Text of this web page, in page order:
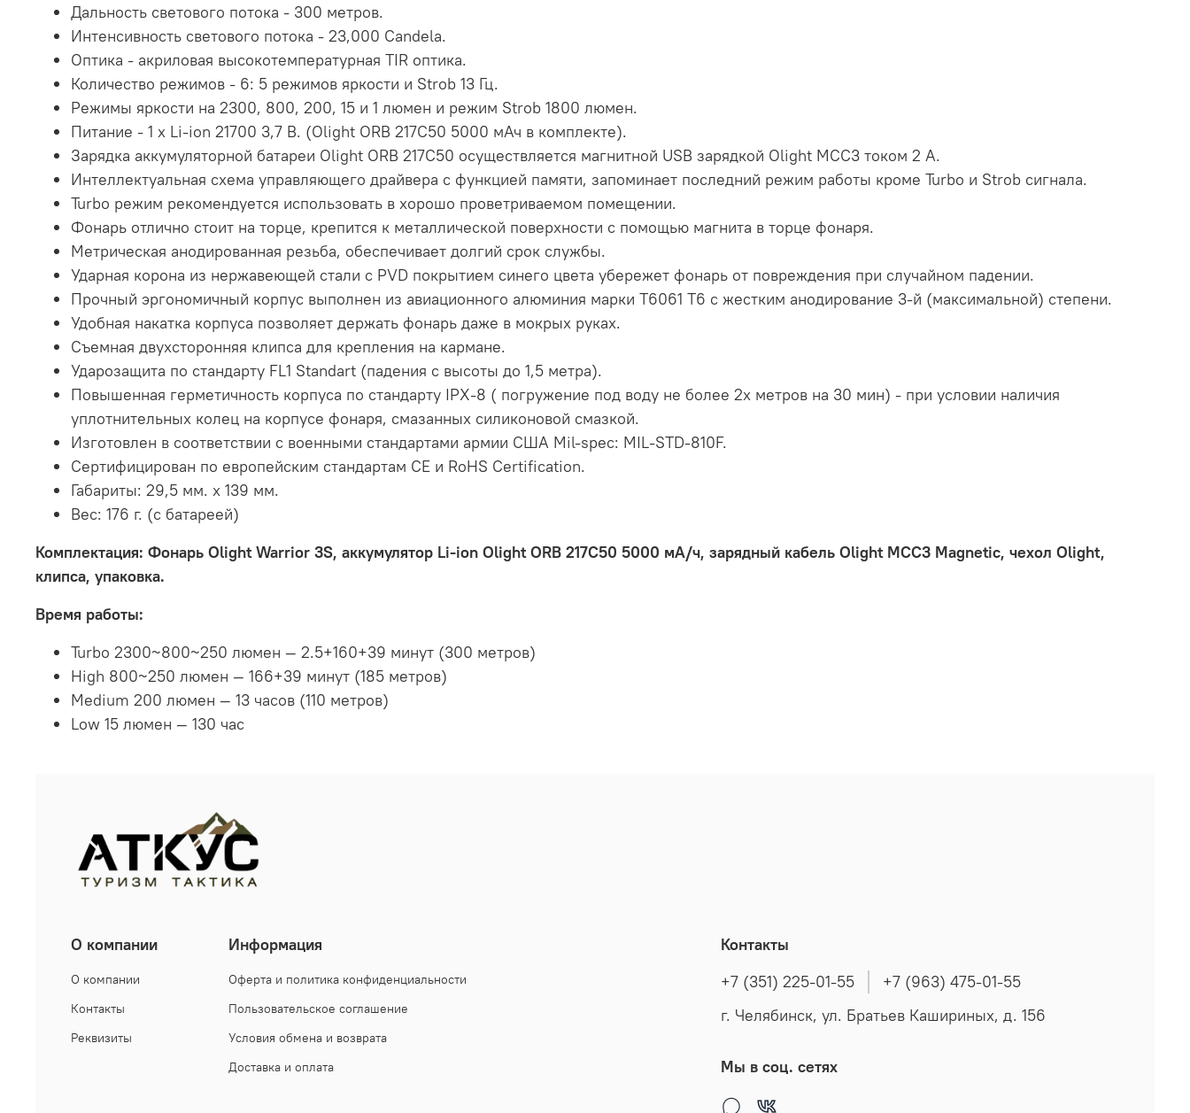
Дальность светового потока - 300 метров.
Интенсивность светового потока - 23,000 Candela.
Оптика - акриловая высокотемпературная TIR оптика.
Количество режимов - 6: 5 режимов яркости и Strob 13 Гц.
Режимы яркости на 2300, 800, 200, 15 и 1 люмен и режим Strob 1800 люмен.
Питание - 1 x Li-ion 21700 3,7 В. (Olight ORB 217C50 5000 мАч в комплекте).
Зарядка аккумуляторной батареи Olight ORB 217C50 осуществляется магнитной USB зарядкой Olight MCC3 током 2 А.
Интеллектуальная схема управляющего драйвера с функцией памяти, запоминает последний режим работы кроме Turbo и Strob сигнала.
Turbo режим рекомендуется использовать в хорошо проветриваемом помещении.
Фонарь отлично стоит на торце, крепится к металлической поверхности с помощью магнита в торце фонаря.
Метрическая анодированная резьба, обеспечивает долгий срок службы.
Ударная корона из нержавеющей стали c PVD покрытием синего цвета убережет фонарь от повреждения при случайном падении.
Прочный эргономичный корпус выполнен из авиационного алюминия марки Т6061 T6 с жестким анодирование 3-й (максимальной) степени.
Удобная накатка корпуса позволяет держать фонарь даже в мокрых руках.
Съемная двухсторонняя клипса для крепления на кармане.
Ударозащита по стандарту FL1 Standart (падения с высоты до 1,5 метра).
Повышенная герметичность корпуса по стандарту IPX-8 ( погружение под воду не более 2х метров на 30 мин) - при условии наличия
уплотнительных колец на корпусе фонаря, смазанных силиконовой смазкой.
Изготовлен в соответствии с военными стандартами армии США Mil-spec: MIL-STD-810F.
Сертифицирован по европейским стандартам CE и RoHS Certification.
Габариты: 29,5 мм. x 139 мм.
Вес: 176 г. (с батареей)
Комплектация: Фонарь Olight Warrior 3S, аккумулятор Li-ion Olight ORB 217C50 5000 мА/ч, зарядный кабель Olight MCC3 Magnetic, чехол Olight,
клипса, упаковка.
Время работы:
Turbo 2300~800~250 люмен — 2.5+160+39 минут (300 метров)
High 800~250 люмен — 166+39 минут (185 метров)
Medium 200 люмен — 13 часов (110 метров)
Low 15 люмен — 130 час
О компании
О компании
Контакты
Реквизиты
Информация
Оферта и политика конфиденциальности
Пользовательское соглашение
Условия обмена и возврата
Доставка и оплата
Контакты
+7 (351) 225-01-55
+7 (963) 475-01-55
г. Челябинск, ул. Братьев Кашириных, д. 156
Мы в соц. сетях